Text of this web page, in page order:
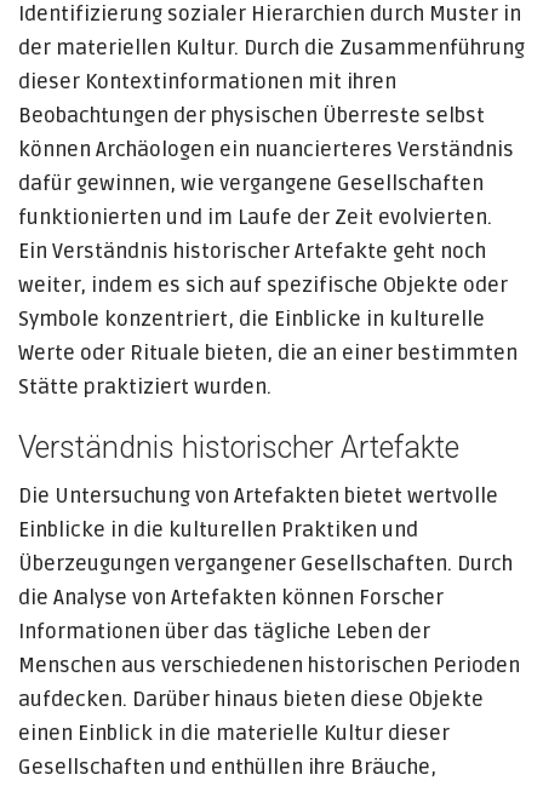
Identifizierung sozialer Hierarchien durch Muster in
der materiellen Kultur. Durch die Zusammenführung
dieser Kontextinformationen mit ihren
Beobachtungen der physischen Überreste selbst
können Archäologen ein nuancierteres Verständnis
dafür gewinnen, wie vergangene Gesellschaften
funktionierten und im Laufe der Zeit evolvierten.
Ein Verständnis historischer Artefakte geht noch
weiter, indem es sich auf spezifische Objekte oder
Symbole konzentriert, die Einblicke in kulturelle
Werte oder Rituale bieten, die an einer bestimmten
Stätte praktiziert wurden.
Verständnis historischer Artefakte
Die Untersuchung von Artefakten bietet wertvolle
Einblicke in die kulturellen Praktiken und
Überzeugungen vergangener Gesellschaften. Durch
die Analyse von Artefakten können Forscher
Informationen über das tägliche Leben der
Menschen aus verschiedenen historischen Perioden
aufdecken. Darüber hinaus bieten diese Objekte
einen Einblick in die materielle Kultur dieser
Gesellschaften und enthüllen ihre Bräuche,